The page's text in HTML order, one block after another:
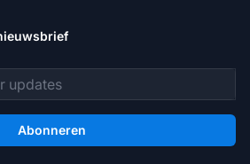
Abonneren